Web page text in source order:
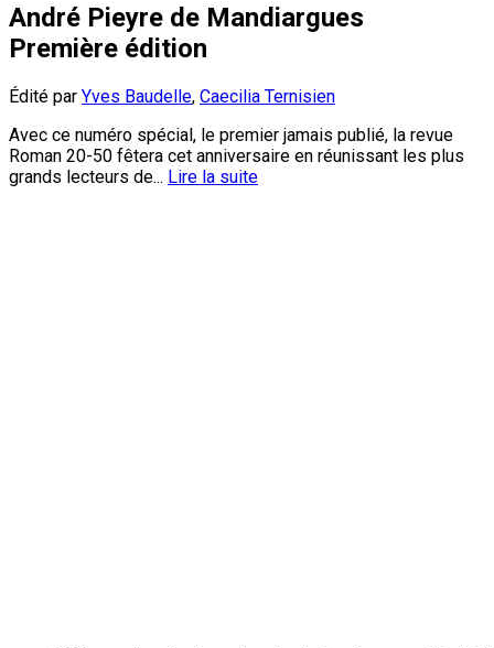
André Pieyre de Mandiargues
Première édition
Édité par Yves Baudelle, Caecilia Ternisien
Avec ce numéro spécial, le premier jamais publié, la revue
Roman 20-50 fêtera cet anniversaire en réunissant les plus
grands lecteurs de... Lire la suite